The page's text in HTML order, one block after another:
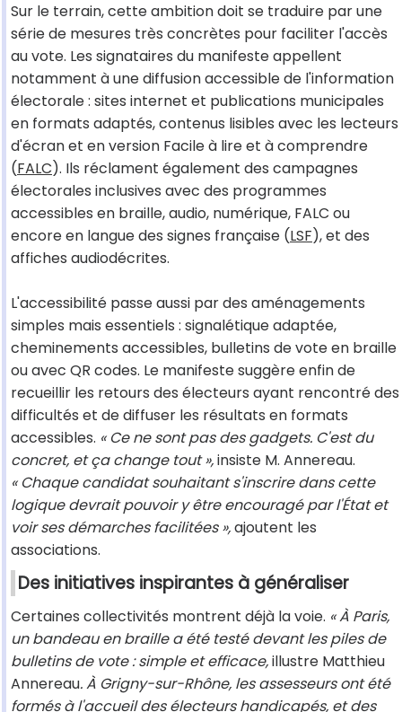
Sur le terrain, cette ambition doit se traduire par une
série de mesures très concrètes pour faciliter l'accès
au vote. Les signataires du manifeste appellent
notamment à une diffusion accessible de l'information
électorale : sites internet et publications municipales
en formats adaptés, contenus lisibles avec les lecteurs
d'écran et en version Facile à lire et à comprendre
(FALC). Ils réclament également des campagnes
électorales inclusives avec des programmes
accessibles en braille, audio, numérique, FALC ou
encore en langue des signes française (LSF), et des
affiches audiodécrites.
L'accessibilité passe aussi par des aménagements
simples mais essentiels : signalétique adaptée,
cheminements accessibles, bulletins de vote en braille
ou avec QR codes. Le manifeste suggère enfin de
recueillir les retours des électeurs ayant rencontré des
difficultés et de diffuser les résultats en formats
accessibles. « Ce ne sont pas des gadgets. C'est du
concret, et ça change tout »,insiste M. Annereau.
« Chaque candidat souhaitant s'inscrire dans cette
logique devrait pouvoir y être encouragé par l'État et
voir ses démarches facilitées »,ajoutent les
associations.
Des initiatives inspirantes à généraliser
Certaines collectivités montrent déjà la voie. « À Paris,
un bandeau en braille a été testé devant les piles de
bulletins de vote : simple et efficace,illustre Matthieu
Annereau. À Grigny-sur-Rhône, les assesseurs ont été
formés à l'accueil des électeurs handicapés, et des